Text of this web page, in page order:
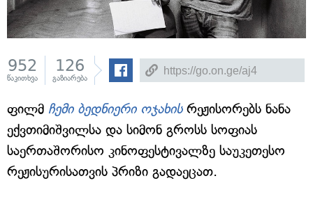
952
წაკითხვა
126
გაზიარება
ფილმ ჩემი ბედნიერი ოჯახის რეჟისორებს ნანა
ექვთიმიშვილსა და სიმონ გროსს სოფიას
საერთაშორისო კინოფესტივალზე საუკეთესო
რეჟისურისათვის პრიზი გადაეცათ.